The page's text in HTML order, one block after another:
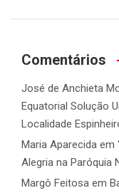
Comentários
José de Anchieta
Equatorial Solução
Localidade
Maria Aparecida em
Alegria na Paróquia
Margô Feitosa em